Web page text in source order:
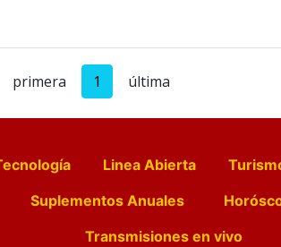
primera 1 última
Linea Abierta
Suplementos Anuales
Transmisiones en vivo